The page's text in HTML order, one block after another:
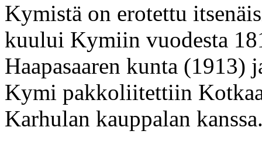
Kymistä on erotettu
kuului Kymiin vuodesta
Haapasaaren kunta (1913)
Kymi pakkoliitettiin
Karhulan kauppalan